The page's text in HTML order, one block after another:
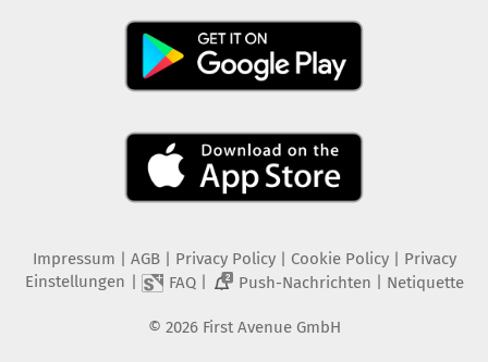
Impressum AGB Privacy Policy| Cookie Policy| Privacy
Einstellungen
FAQ| 2 Push-Nachrichten Netiquette
© 2026 First Avenue GmbH